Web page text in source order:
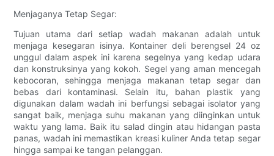
Menjaganya Tetap Segar:
Tujuan utama dari setiap wadah makanan adalah untuk
menjaga kesegaran isinya. Kontainer deli berengsel 24 oz
unggul dalam aspek ini karena segelnya yang kedap udara
dan konstruksinya yang kokoh. Segel yang aman mencegah
kebocoran, sehingga menjaga makanan tetap segar dan
bebas dari kontaminasi. Selain itu, bahan plastik yang
digunakan dalam wadah ini berfungsi sebagai isolator yang
sangat baik, menjaga suhu makanan yang diinginkan untuk
waktu yang lama. Baik itu salad dingin atau hidangan pasta
panas, wadah ini memastikan kreasi kuliner Anda tetap segar
hingga sampai ke tangan pelanggan.